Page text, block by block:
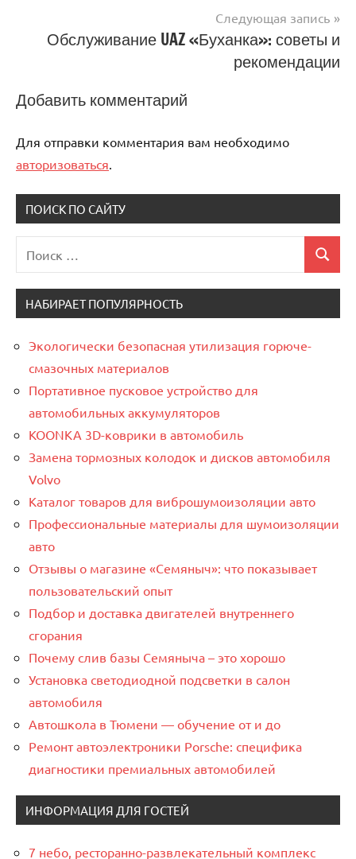
Следующая запись
Обслуживание UAZ «Буханка»: советы и
рекомендации
Добавить комментарий
Для отправки комментария вам необходимо
авторизоваться
ПОИСК ПО САЙТУ
для:
Поиск
НАБИРАЕТ ПОПУЛЯРНОСТЬ
Экологически безопасная утилизация горюче-
смазочных материалов
Портативное пусковое устройство для
автомобильных аккумуляторов
KOONKA 3D-коврики в автомобиль
Замена тормозных колодок и дисков автомобиля
Volvo
Каталог товаров для виброшумоизоляции авто
Профессиональные материалы для шумоизоляции
авто
Отзывы о магазине «Семяныч»: что показывает
пользовательский опыт
Подбор и доставка двигателей внутреннего
сгорания
Почему слив базы Семяныча – это хорошо
Установка светодиодной подсветки в салон
автомобиля
Автошкола в Тюмени — обучение от и до
Ремонт автоэлектроники Porsche: специфика
диагностики премиальных автомобилей
ИНФОРМАЦИЯ ДЛЯ ГОСТЕЙ
7 небо, ресторанно-развлекательный комплекс